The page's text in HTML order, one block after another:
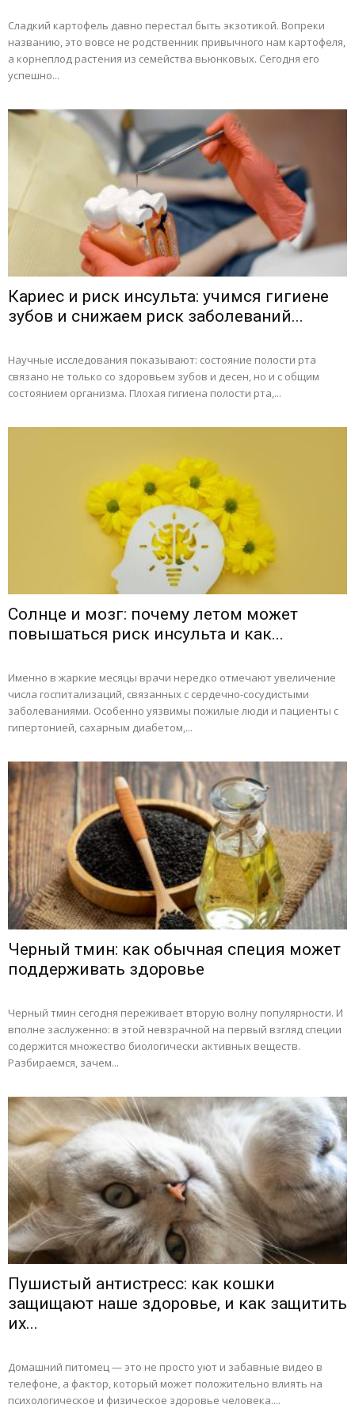
Сладкий картофель давно перестал быть экзотикой. Вопреки
названию, это вовсе не родственник привычного нам картофеля,
а корнеплод растения из семейства вьюнковых. Сегодня его
успешно...
Кариес и риск инсульта: учимся гигиене
зубов и снижаем риск заболеваний...
Научные исследования показывают: состояние полости рта
связано не только со здоровьем зубов и десен, но и с общим
состоянием организма. Плохая гигиена полости рта,...
Солнце и мозг: почему летом может
повышаться риск инсульта и как...
Именно в жаркие месяцы врачи нередко отмечают увеличение
числа госпитализаций, связанных с сердечно-сосудистыми
заболеваниями. Особенно уязвимы пожилые люди и пациенты с
гипертонией, сахарным диабетом,...
Черный тмин: как обычная специя может
поддерживать здоровье
Черный тмин сегодня переживает вторую волну популярности. И
вполне заслуженно: в этой невзрачной на первый взгляд специи
содержится множество биологически активных веществ.
Разбираемся, зачем...
Пушистый антистресс: как кошки
защищают наше здоровье, и как защитить
их...
Домашний питомец — это не просто уют и забавные видео в
телефоне, а фактор, который может положительно влиять на
психологическое и физическое здоровье человека....